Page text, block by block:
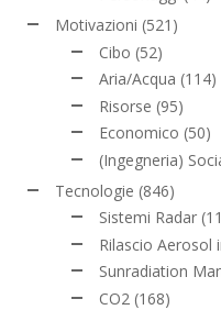
Motivazioni (521)
Cibo (52)
Aria/Acqua (114)
Risorse (95)
Economico (50)
(Ingegneria)
Tecnologie (846)
Sistemi Radar
Rilascio Aerosol
Sunradiation
CO2 (168)